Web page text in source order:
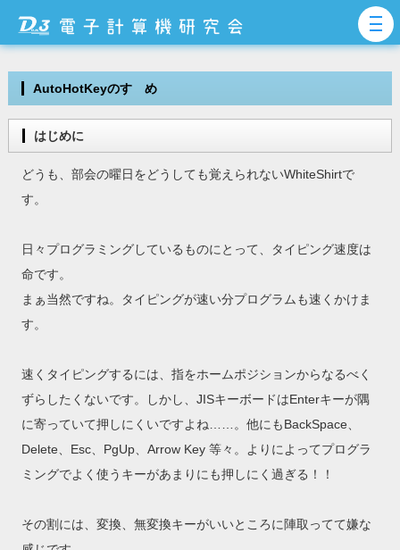
AutoHotKeyのすゝめ
はじめに
どうも、部会の曜日をどうしても覚えられないWhiteShirtで
す。
日々プログラミングしているものにとって、タイピング速度は
命です。
まぁ当然ですね。タイピングが速い分プログラムも速くかけま
す。
速くタイピングするには、指をホームポジションからなるべく
ずらしたくないです。しかし、JISキーボードはEnterキーが隅
に寄っていて押しにくいですよね……。他にもBackSpace、
Delete、Esc、PgUp、Arrow Key 等々。よりによってプログラ
ミングでよく使うキーがあまりにも押しにく過ぎる！！
その割には、変換、無変換キーがいいところに陣取ってて嫌な